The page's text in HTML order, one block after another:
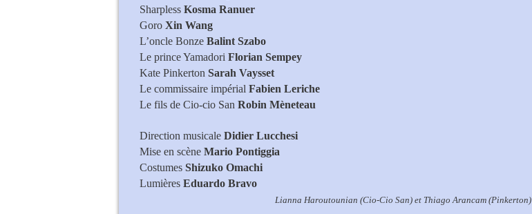
Sharpless Kosma Ranuer
Goro Xin Wang
L’oncle Bonze Balint Szabo
Le prince Yamadori Florian Sempey
Kate Pinkerton Sarah Vaysset
Le commissaire impérial Fabien Leriche
Le fils de Cio-cio San Robin Mèneteau
Direction musicale Didier Lucchesi
Mise en scène Mario Pontiggia
Costumes Shizuko Omachi
Lumières Eduardo Bravo
Lianna Haroutounian (Cio-Cio San) et Thiago Arancam (Pinkerton)